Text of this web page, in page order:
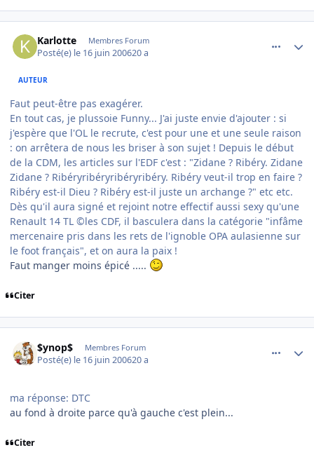
Karlotte Membres Forum
Posté(e) le 16 juin 200620 a
AUTEUR
Faut peut-être pas exagérer.
En tout cas, je plussoie Funny... J'ai juste envie d'ajouter : si
j'espère que l'OL le recrute, c'est pour une et une seule raison
: on arrêtera de nous les briser à son sujet ! Depuis le début
de la CDM, les articles sur l'EDF c'est : "Zidane ? Ribéry. Zidane
Zidane ? Ribéryribéryribéryribéry. Ribéry veut-il trop en faire ?
Ribéry est-il Dieu ? Ribéry est-il juste un archange ?" etc etc.
Dès qu'il aura signé et rejoint notre effectif aussi sexy qu'une
Renault 14 TL ©les CDF, il basculera dans la catégorie "infâme
mercenaire pris dans les rets de l'ignoble OPA aulasienne sur
le foot français", et on aura la paix !
Faut manger moins épicé .....
Citer
$ynop$ Membres Forum
Posté(e) le 16 juin 200620 a
ma réponse: DTC
au fond à droite parce qu'à gauche c'est plein...
Citer